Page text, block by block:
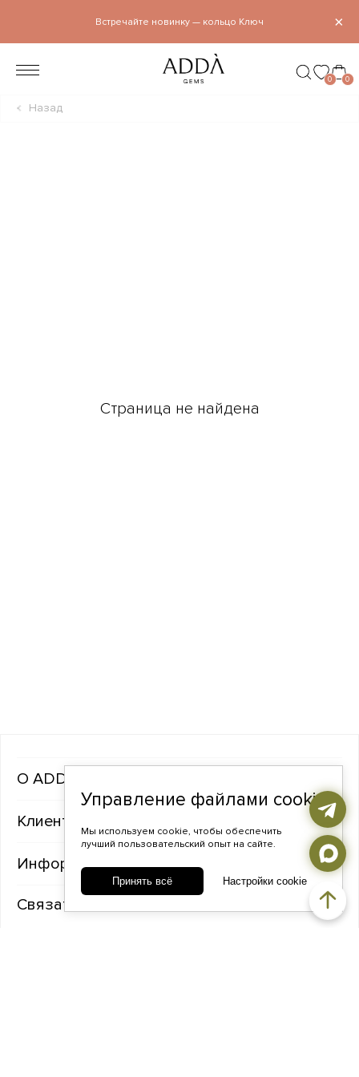
×
Встречайте новинку — кольцо Ключ
0 0
Назад
Страница не найдена
ADDA gems
Клиентам
Информация
Связаться с нами
Управление файлами cookie
Мы используем cookie, чтобы обеспечить
лучший пользовательский опыт на сайте.
Принять всё Настройки cookie